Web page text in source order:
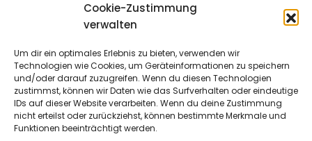
Cookie-Zustimmung
verwalten
Um dir ein optimales Erlebnis zu bieten, verwenden wir
Technologien wie Cookies, um Geräteinformationen zu speichern
und/oder darauf zuzugreifen. Wenn du diesen Technologien
zustimmst, können wir Daten wie das Surfverhalten oder eindeutige
IDs auf dieser Website verarbeiten. Wenn du deine Zustimmung
nicht erteilst oder zurückziehst, können bestimmte Merkmale und
Funktionen beeinträchtigt werden.
Mitarbeitende in der christlichen Kinder-, Jugend- und jungen
Erwachsenenarbeit. Aufjofindet man unkompliziert und schnell
Beziehungsarbeit.
Beteiligte Verbände
CVJM-Landesverband Bayern e. V. |CVJM-Gesamtverband in
Deutschland e. V.
CVJM-Westbund e. V.|Deutscher Jugendverband „Entschieden für
Christus“ e. V.